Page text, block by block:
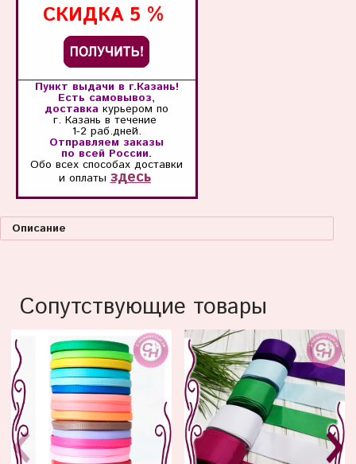
СКИДКА 5 %
Пункт выдачи в г.Казань!
Есть самовывоз,
доставка курьером по
г. Казань в течение
1-2 раб.дней.
Отправляем заказы
по всей России.
Обо всех способахдоставки
и оплаты здесь
Описание
Сопутствующие товары